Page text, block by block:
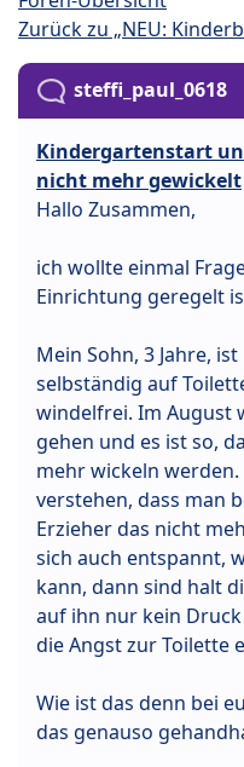
Zurück zu „NEU:
steffi_paul_0618
Kindergartenstart
nicht mehr gewickelt
Hallo Zusammen,
ich wollte einmal
Einrichtung geregelt
Mein Sohn, 3 Jahre,
selbständig auf
windelfrei. Im August
gehen und es ist so,
mehr wickeln werden.
verstehen, dass man
Erzieher das nicht
sich auch entspannt,
kann, dann sind halt
auf ihn nur kein
die Angst zur Toilette
Wie ist das denn bei
das genauso